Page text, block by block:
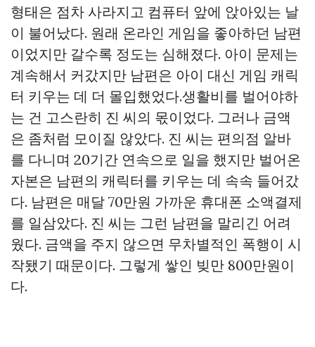
형태은 점차 사라지고 컴퓨터 앞에 앉아있는 날
이 불어났다. 원래 온라인 게임을 좋아하던 남편
이었지만 갈수록 정도는 심해졌다. 아이 문제는
계속해서 커갔지만 남편은 아이 대신 게임 캐릭
터 키우는 데 더 몰입했었다.생활비를 벌어야하
는 건 고스란히 진 씨의 몫이었다. 그러나 금액
은 좀처럼 모이질 않았다. 진 씨는 편의점 알바
를 다니며 20기간 연속으로 일을 했지만 벌어온
자본은 남편의 캐릭터를 키우는 데 속속 들어갔
다. 남편은 매달 70만원 가까운 휴대폰 소액결제
를 일삼았다. 진 씨는 그런 남편을 말리긴 어려
웠다. 금액을 주지 않으면 무차별적인 폭행이 시
작됐기 때문이다. 그렇게 쌓인 빚만 800만원이
다.